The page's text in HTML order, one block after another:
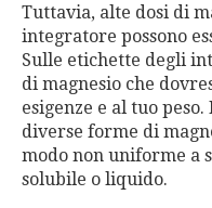
Tuttavia, alte dosi di
integratore possono
Sulle etichette degli
di magnesio che
esigenze e al tuo
diverse forme di
modo non uniforme a
solubile o liquido.